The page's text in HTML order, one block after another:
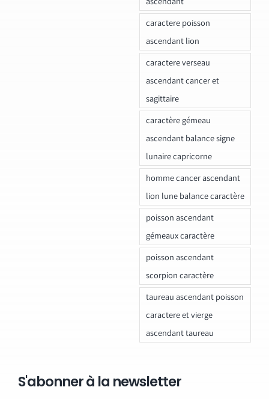
caractere poisson
ascendant lion
caractere verseau
ascendant cancer et
sagittaire
caractère gémeau
ascendant balance signe
lunaire capricorne
homme cancer ascendant
lion lune balance caractère
poisson ascendant
gémeaux caractère
poisson ascendant
scorpion caractère
taureau ascendant poisson
caractere et vierge
ascendant taureau
S'abonner à la newsletter